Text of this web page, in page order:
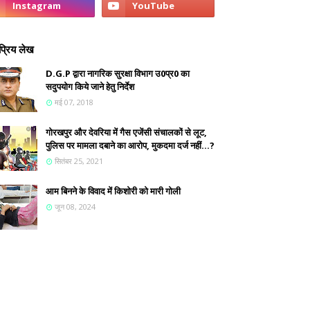
लेख
D.G.P द्वारा नागरिक सुरक्षा विभाग उ0प्र0 का
सदुपयोग किये जाने हेतु निर्देश
मई 07, 2018
गोरखपुर और देवरिया में गैस एजेंसी संचालकों से लूट,
पुलिस पर मामला दबाने का आरोप, मुकदमा दर्ज नहीं...?
सितंबर 25, 2021
आम बिनने के विवाद में किशोरी को मारी गोली
जून 08, 2024